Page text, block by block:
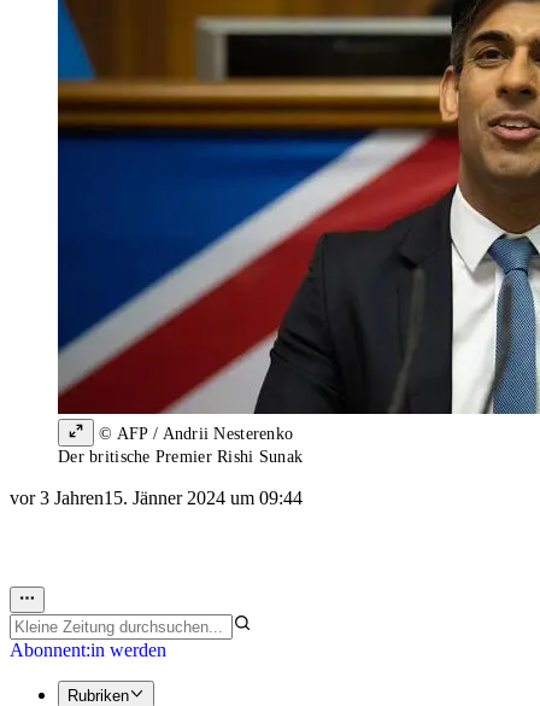
© AFP / Andrii Nesterenko
Der britische Premier Rishi Sunak
vor 3 Jahren15. Jänner 2024 um 09:44
Abonnent:in werden
Rubriken